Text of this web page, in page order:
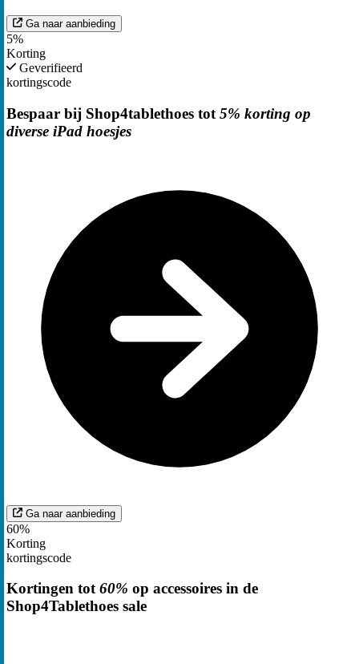
Ga naar aanbieding
5%
Korting
Geverifieerd
kortingscode
Bespaar bij Shop4tablethoes tot 5% korting op
diverse iPad hoesjes
Ga naar aanbieding
60%
Korting
kortingscode
Kortingen tot60% op accessoires in de
Shop4Tablethoes sale